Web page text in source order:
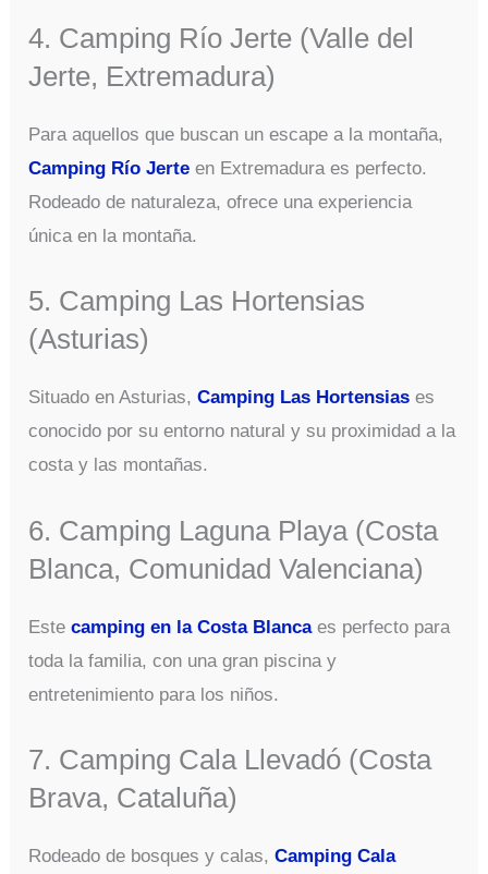
4. Camping Río Jerte (Valle del
Jerte, Extremadura)
Para aquellos que buscan un escape a la montaña,
Camping Río Jerte en Extremadura es perfecto.
Rodeado de naturaleza, ofrece una experiencia
única en la montaña.
5. Camping Las Hortensias
(Asturias)
Situado en Asturias,Camping Las Hortensias es
conocido por su entorno natural y su proximidad a la
costa y las montañas.
6. Camping Laguna Playa (Costa
Blanca, Comunidad Valenciana)
Estecamping en la Costa Blancaes perfecto para
toda la familia, con una gran piscina y
entretenimiento para los niños.
7. Camping Cala Llevadó (Costa
Brava, Cataluña)
Rodeado de bosques y calas,Camping Cala